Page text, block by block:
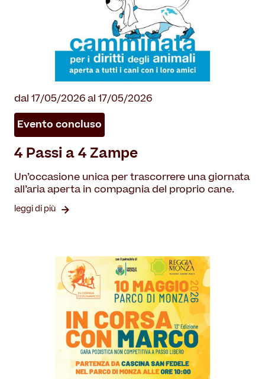
dal 17/05/2026 al 17/05/2026
Evento concluso
4 Passi a 4 Zampe
Un’occasione unica per trascorrere una giornata
all’aria aperta in compagnia del proprio cane.
leggi di più